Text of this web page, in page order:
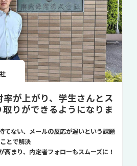
が上がり、学生さんとス
りができるようになりま
てない、メールの反応が遅いという課題
とで解決
高まり、内定者フォローもスムーズに！